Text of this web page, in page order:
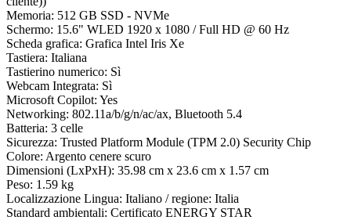
Memoria: 512 GB SSD - NVMe
Schermo: 15.6" WLED 1920 x 1080 / Full HD @ 60 Hz
Scheda grafica: Grafica Intel Iris Xe
Tastiera: Italiana
Tastierino numerico: Sì
Webcam Integrata: Sì
Microsoft Copilot: Yes
Networking: 802.11a/b/g/n/ac/ax, Bluetooth 5.4
Batteria: 3 celle
Sicurezza: Trusted Platform Module (TPM 2.0) Security Chip
Colore: Argento cenere scuro
Dimensioni (LxPxH): 35.98 cm x 23.6 cm x 1.57 cm
Peso: 1.59 kg
Localizzazione Lingua: Italiano / regione: Italia
Standard ambientali: Certificato ENERGY STAR